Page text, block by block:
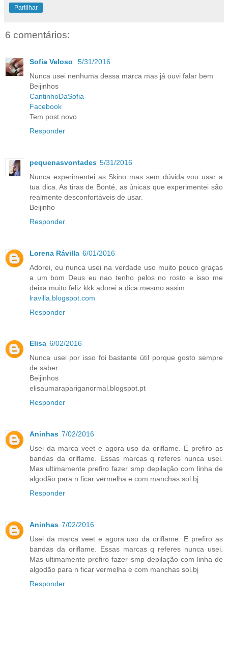
Partilhar
6 comentários:
Sofia Veloso
5/31/2016
Nunca usei nenhuma dessa marca mas já ouvi falar bem
Beijinhos
CantinhoDaSofia
Facebook
Tem post novo
Responder
pequenasvontades 5/31/2016
Nunca experimentei as Skino mas sem dúvida vou usar a
tua dica. As tiras de Bonté, as únicas que experimentei são
realmente desconfortáveis de usar.
Beijinho
Responder
Lorena Rávilla 6/01/2016
Adorei, eu nunca usei na verdade uso muito pouco graças
a um bom Deus eu nao tenho pelos no rosto e isso me
deixa muito feliz kkk adorei a dica mesmo assim
lravilla.blogspot.com
Responder
Elisa 6/02/2016
Nunca usei por isso foi bastante útil porque gosto sempre
de saber.
Beijinhos
elisaumarapariganormal.blogspot.pt
Responder
Aninhas 7/02/2016
Usei da marca veet e agora uso da oriflame. E prefiro as
bandas da oriflame. Essas marcas q referes nunca usei.
Mas ultimamente prefiro fazer smp depilação com linha de
algodão para n ficar vermelha e com manchas sol.bj
Responder
Aninhas 7/02/2016
Usei da marca veet e agora uso da oriflame. E prefiro as
bandas da oriflame. Essas marcas q referes nunca usei.
Mas ultimamente prefiro fazer smp depilação com linha de
algodão para n ficar vermelha e com manchas sol.bj
Responder